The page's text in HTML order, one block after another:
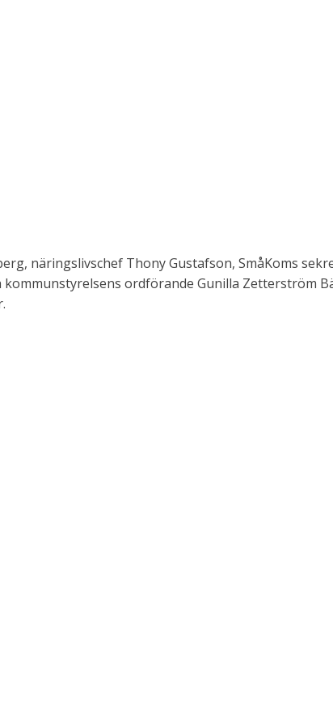
näringslivschef Thony Gustafson, SmåKoms
ordförande Gunilla Zetterström